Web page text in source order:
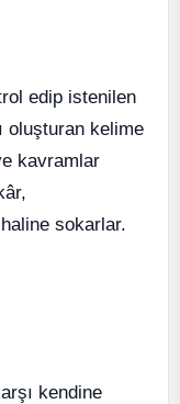
edip istenilen
oluşturan kelime
kavramlar
sokarlar.
kendine